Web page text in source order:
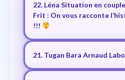
22. Léna Situation en
Frit : On vous racconte
!!!
21. Tugan Bara Arnaud